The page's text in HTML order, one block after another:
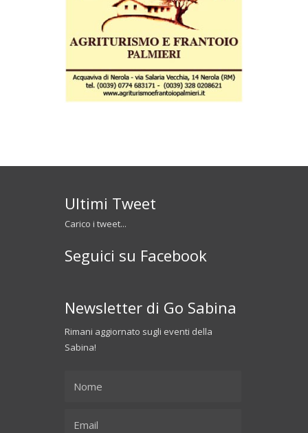
Ultimi Tweet
Carico i tweet...
Seguici su Facebook
Newsletter di Go Sabina
Rimani aggiornato sugli eventi della
Sabina!